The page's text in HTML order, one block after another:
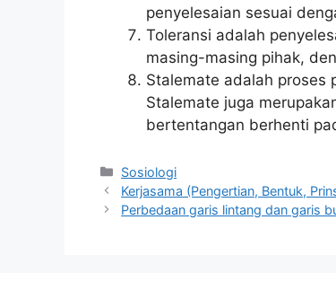
penyelesaian sesuai
Toleransi adalah
masing-masing pihak,
Stalemate adalah proses
Stalemate juga
bertentangan berhenti
Kategori
Sosiologi
Kerjasama (Pengertian, Bentuk,
Perbedaan garis lintang dan garis